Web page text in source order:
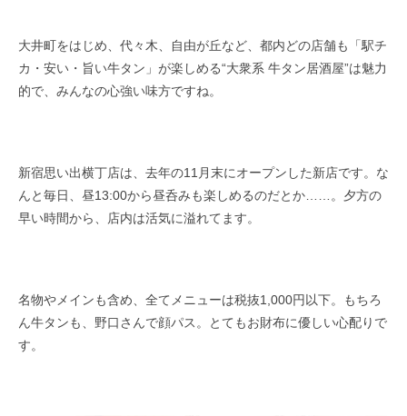
大井町をはじめ、代々木、自由が丘など、都内どの店舗も「駅チ
カ・安い・旨い牛タン」が楽しめる“大衆系 牛タン居酒屋”は魅力
的で、みんなの心強い味方ですね。
新宿思い出横丁店は、去年の11月末にオープンした新店です。な
んと毎日、昼13:00から昼呑みも楽しめるのだとか……。夕方の
早い時間から、店内は活気に溢れてます。
名物やメインも含め、全てメニューは税抜1,000円以下。もちろ
ん牛タンも、野口さんで顔パス。とてもお財布に優しい心配りで
す。